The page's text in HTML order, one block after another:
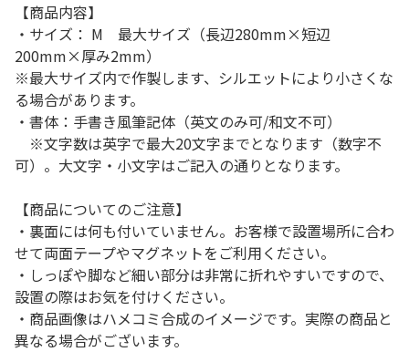
【商品内容】
・サイズ： M 最大サイズ（長辺280mm×短辺
200mm×厚み2mm）
※最大サイズ内で作製します、シルエットにより小さくな
る場合があります。
・書体：手書き風筆記体（英文のみ可/和文不可）
※文字数は英字で最大20文字までとなります（数字不
可）。大文字・小文字はご記入の通りとなります。
【商品についてのご注意】
・裏面には何も付いていません。お客様で設置場所に合わ
せて両面テープやマグネットをご利用ください。
・しっぽや脚など細い部分は非常に折れやすいですので、
設置の際はお気を付けください。
・商品画像はハメコミ合成のイメージです。実際の商品と
異なる場合がございます。